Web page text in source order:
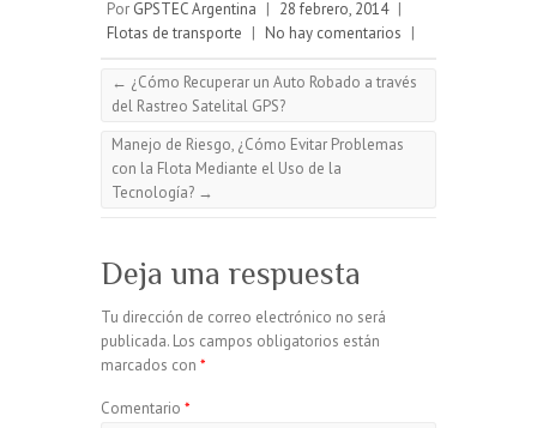
Por GPSTEC Argentina | 28 febrero, 2014 |
Flotas de transporte | No hay comentarios |
← ¿Cómo Recuperar un Auto Robado a través
del Rastreo Satelital GPS?
Manejo de Riesgo, ¿Cómo Evitar Problemas
con la Flota Mediante el Uso de la
Tecnología? →
Deja una respuesta
Tu dirección de correo electrónico no será
publicada. Los campos obligatorios están
marcados con *
Comentario *